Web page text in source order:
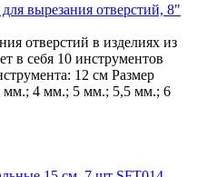
вырезания отверстий, 8"
отверстий в изделиях из
в себя 10 инструментов
12 см Размер
мм.; 4 мм.; 5 мм.; 5,5 мм.; 6